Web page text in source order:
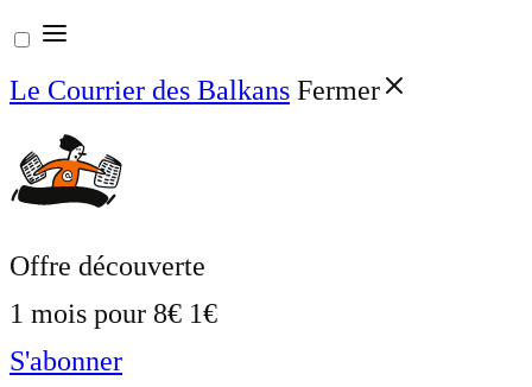
Aller
au
contenu
Le Courrier des Balkans Fermer
Offre découverte
1 mois pour 8€ 1€
S'abonner